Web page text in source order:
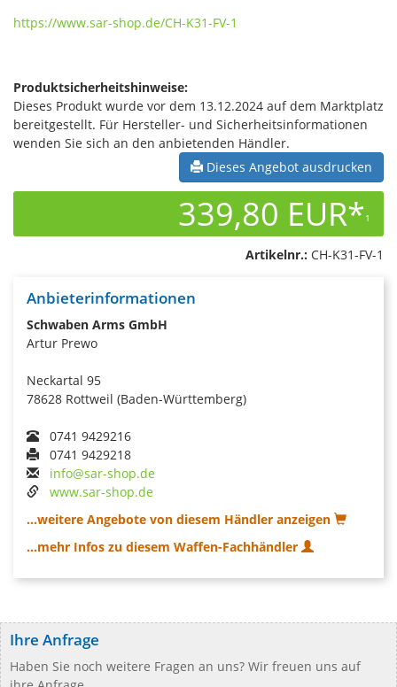
https://www.sar-shop.de/CH-K31-FV-1
Produktsicherheitshinweise:
Dieses Produkt wurde vor dem 13.12.2024 auf dem Marktplatz
bereitgestellt. Für Hersteller- und Sicherheitsinformationen
wenden Sie sich an den anbietenden Händler.
Dieses Angebot ausdrucken
339,80 EUR*1
Artikelnr.: CH-K31-FV-1
Anbieterinformationen
Schwaben Arms GmbH
Artur Prewo
Neckartal 95
78628 Rottweil (Baden-Württemberg)
0741 9429216
0741 9429218
info@sar-shop.de
www.sar-shop.de
...weitere Angebote von diesem Händler anzeigen
...mehr Infos zu diesem Waffen-Fachhändler
Ihre Anfrage
Haben Sie noch weitere Fragen an uns? Wir freuen uns auf